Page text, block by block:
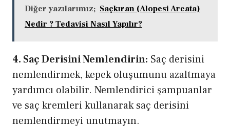
Diğer yazılarımız; Saçkıran (Alopesi Areata)
Nedir ? Tedavisi Nasıl Yapılır?
4. Saç Derisini Nemlendirin: Saç derisini
nemlendirmek, kepek oluşumunu azaltmaya
yardımcı olabilir. Nemlendirici şampuanlar
ve saç kremleri kullanarak saç derisini
nemlendirmeyi unutmayın.